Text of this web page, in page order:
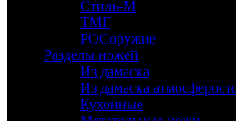
Стиль-М
ТМГ
РОСоружие
Разделы ножей
Из дамаска
Из дамаска
Кухонные